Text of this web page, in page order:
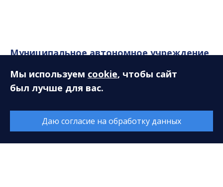
Муниципальное автономное учреждение
628408, ХМАО-Югра, Тюменская область, г. Сургут,
E-mail:
Мы используем cookie, чтобы сайт
был лучше для вас.
Даю согласие на обработку данных